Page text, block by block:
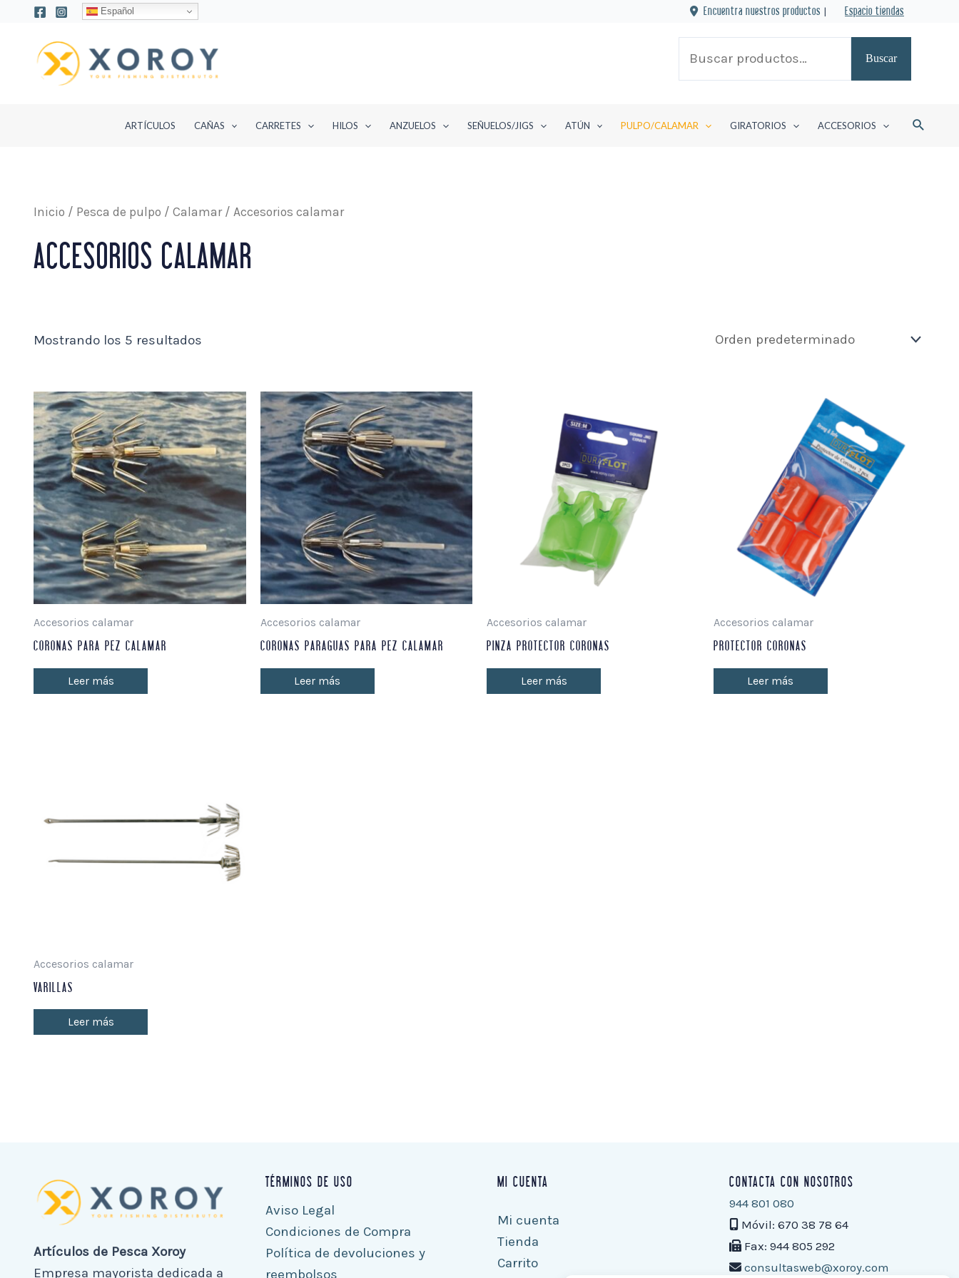
contenido
Español Encuentra nuestros productos | Espacio tiendas
Buscar
ARTÍCULOS CAÑAS CARRETES HILOS ANZUELOS SEÑUELOS/JIGS ATÚN PULPO/CALAMAR GIRATORIOS ACCESORIOS Buscar
Inicio / Pesca de pulpo / Calamar/ Accesorios calamar
ACCESORIOS CALAMAR
Mostrando los 5 resultados
Accesorios calamar
CORONAS PARA PEZ CALAMAR
Leer más
Accesorios calamar
CORONAS PARAGUAS PARA PEZ CALAMAR
Leer más
Accesorios calamar
PINZA PROTECTOR CORONAS
Leer más
Accesorios calamar
PROTECTOR CORONAS
Leer más
Accesorios calamar
VARILLAS
Leer más
Artículos de Pesca Xoroy
Empresa mayorista dedicada a
TÉRMINOS DE USO
Aviso Legal
Condiciones de Compra
Política de devoluciones y
reembolsos
MI CUENTA
Mi cuenta
Tienda
Carrito
CONTACTA CON NOSOTROS
944 801 080
Móvil: 670 38 78 64
Fax: 944 805 292
consultasweb@xoroy.com